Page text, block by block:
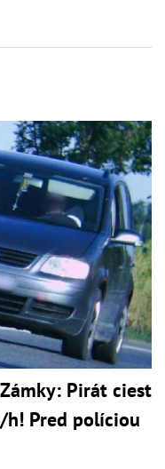
Pirát ciest
Pred políciou